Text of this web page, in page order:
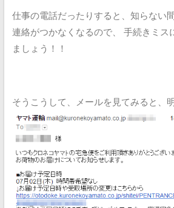
仕事の電話だったりすると、知らない
連絡がつかなくなるので、
手続きミス
ましょう！！
そうこうして、メールを見てみると、